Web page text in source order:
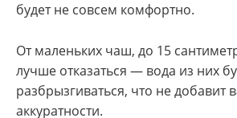
будет не совсем комфортно.
От маленьких чаш, до 15
лучше отказаться — вода из них
разбрызгиваться, что не добавит
аккуратности.